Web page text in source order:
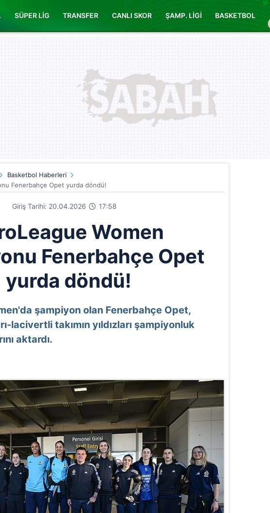
SÜPER LİG TRANSFER CANLI SKOR ŞAMP. LİGİ BASKETBOL
Basketbol Haberleri
Fenerbahçe Opet yurda döndü!
Giriş Tarihi: 20.04.2026 17:58
Women
Fenerbahçe Opet
yurda döndü!
şampiyon olan Fenerbahçe Opet,
lacivertli takımın yıldızları şampiyonluk
aktardı.